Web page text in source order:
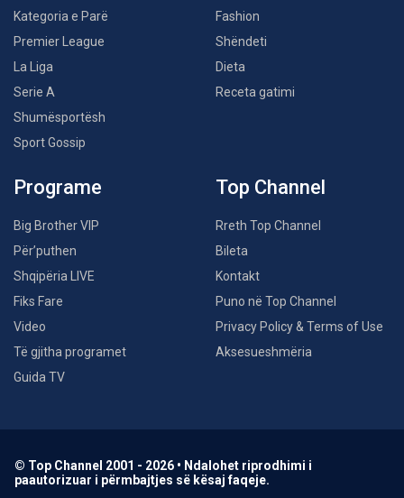
Kategoria e Parë
Premier League
La Liga
Serie A
Shumësportësh
Sport Gossip
Fashion
Shëndeti
Dieta
Receta gatimi
Programe
Big Brother VIP
Për’puthen
Shqipëria LIVE
Fiks Fare
Video
Të gjitha programet
Guida TV
Top Channel
Rreth Top Channel
Bileta
Kontakt
Puno në Top Channel
Privacy Policy & Terms of Use
Aksesueshmëria
© Top Channel 2001 - 2026 • Ndalohet riprodhimi i
paautorizuar i përmbajtjes së kësaj faqeje.